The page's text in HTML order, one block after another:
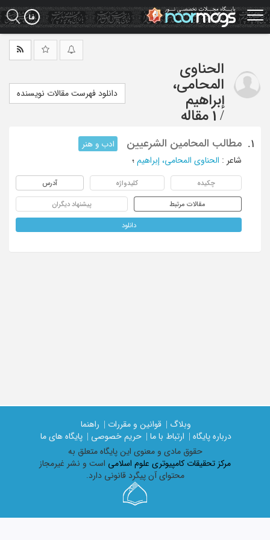
Skip
to
main
الحناوی
المحامی،
إبراهیم
/ 1 مقاله
دانلود فهرست مقالات نویسنده
1. مطالب المحامین الشرعیین
ادب و هنر
شاعر : الحناوی المحامی، إبراهیم ؛
چکیده کلیدواژه آدرس
مقالات مرتبط پیشنهاد دیگران
دانلود
وبلاگ | قوانین و مقررات |
راهنما
درباره پایگاه |
ارتباط با ما | حریم خصوصی |
پایگاه های ما
حقوق مادی و معنوی اين پايگاه متعلق به
مرکز تحقیقات کامپیوتری علوم اسلامی است و نشر غیرمجاز
محتوای آن پیگرد قانونی دارد.